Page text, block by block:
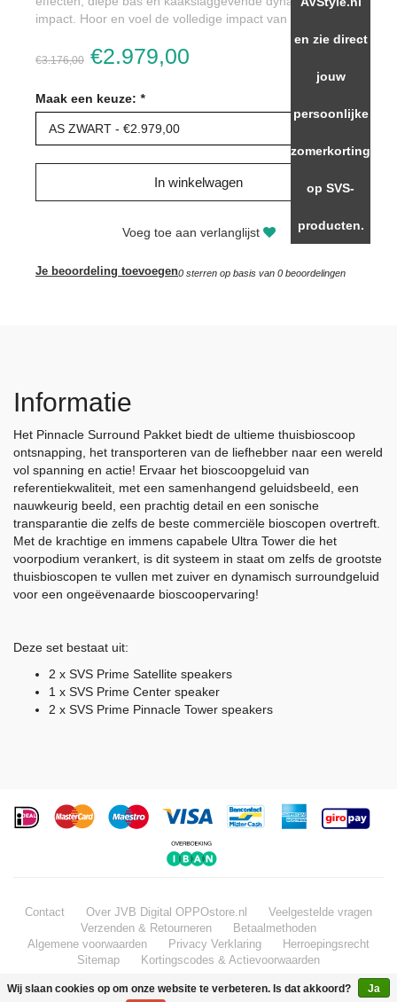
impact. Hoor en voel de volledige impact van uw favorie
€3.176,00 €2.979,00
Maak een keuze: *
AS ZWART - €2.979,00
In winkelwagen
Voeg toe aan verlanglijst
0 sterren op basis van 0 beoordelingen
Je beoordeling toevoegen
Informatie
Het Pinnacle Surround Pakket biedt de ultieme thuisbioscoop
ontsnapping, het transporteren van de liefhebber naar een wereld
vol spanning en actie! Ervaar het bioscoopgeluid van
referentiekwaliteit, met een samenhangend geluidsbeeld, een
nauwkeurig beeld, een prachtig detail en een sonische
transparantie die zelfs de beste commerciële bioscopen overtreft.
Met de krachtige en immens capabele Ultra Tower die het
voorpodium verankert, is dit systeem in staat om zelfs de grootste
thuisbioscopen te vullen met zuiver en dynamisch surroundgeluid
voor een ongeëvenaarde bioscoopervaring!
Deze set bestaat uit:
2 x SVS Prime Satellite speakers
1 x SVS Prime Center speaker
2 x SVS Prime Pinnacle Tower speakers
Contact Over JVB Digital OPPOstore.nl
Veelgestelde vragen
Verzenden & Retourneren
Betaalmethoden
Algemene voorwaarden
Privacy Verklaring
Herroepingsrecht
Sitemap
Kortingscodes & Actievoorwaarden
Wij slaan cookies op om onze website te verbeteren. Is dat akkoord? Ja
en zie direct
jouw
persoonlijke
zomerkorting
op SVS-
producten.